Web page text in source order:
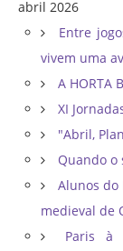
abril 2026
Entre
vivem uma
A HORTA
XI
"Abril,
Quando o
Alunos do
medieval de
Paris à